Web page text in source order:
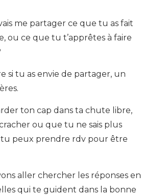
me partager ce que tu as fait
ou ce que tu t’apprêtes à faire
si tu as envie de partager, un
ton cap dans ta chute libre,
ou que tu ne sais plus
tu peux prendre rdv pour être
aller chercher les réponses en
qui te guident dans la bonne